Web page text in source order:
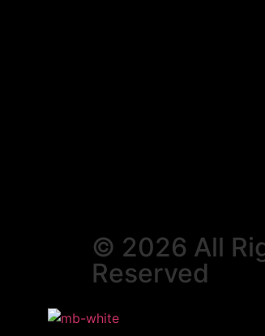
© 2026 All
Reserved